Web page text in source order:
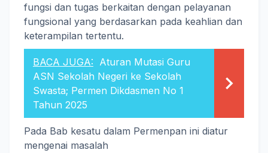
fungsi dan tugas berkaitan dengan pelayanan
fungsional yang berdasarkan pada keahlian dan
keterampilan tertentu.
BACA JUGA: Aturan Mutasi Guru
ASN Sekolah Negeri ke Sekolah
Swasta; Permen Dikdasmen No 1
Tahun 2025
Pada Bab kesatu dalam Permenpan ini diatur
mengenai masalah